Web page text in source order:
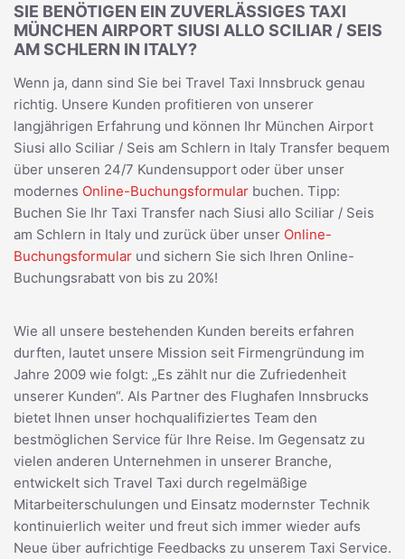
SIE BENÖTIGEN EIN ZUVERLÄSSIGES TAXI
MÜNCHEN AIRPORT SIUSI ALLO SCILIAR / SEIS
AM SCHLERN IN ITALY?
Wenn ja, dann sind Sie bei Travel Taxi Innsbruck genau
richtig. Unsere Kunden profitieren von unserer
langjährigen Erfahrung und können Ihr München Airport
Siusi allo Sciliar / Seis am Schlern in Italy Transfer bequem
über unseren 24/7 Kundensupport oder über unser
modernes Online-Buchungsformular buchen. Tipp:
Buchen Sie Ihr Taxi Transfer nach Siusi allo Sciliar / Seis
am Schlern in Italy und zurück über unser Online-
Buchungsformular und sichern Sie sich Ihren Online-
Buchungsrabatt von bis zu 20%!
Wie all unsere bestehenden Kunden bereits erfahren
durften, lautet unsere Mission seit Firmengründung im
Jahre 2009 wie folgt: „Es zählt nur die Zufriedenheit
unserer Kunden“. Als Partner des Flughafen Innsbrucks
bietet Ihnen unser hochqualifiziertes Team den
bestmöglichen Service für Ihre Reise. Im Gegensatz zu
vielen anderen Unternehmen in unserer Branche,
entwickelt sich Travel Taxi durch regelmäßige
Mitarbeiterschulungen und Einsatz modernster Technik
kontinuierlich weiter und freut sich immer wieder aufs
Neue über aufrichtige Feedbacks zu unserem Taxi Service.